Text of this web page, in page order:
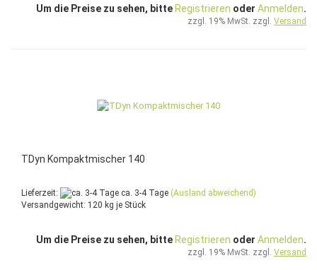
Um die Preise zu sehen, bitte Registrieren oder Anmelden.
zzgl. 19% MwSt. zzgl. Versand
TDyn Kompaktmischer 140
Lieferzeit: ca. 3-4 Tage (Ausland abweichend)
Versandgewicht: 120 kg je Stück
Um die Preise zu sehen, bitte Registrieren oder Anmelden.
zzgl. 19% MwSt. zzgl. Versand